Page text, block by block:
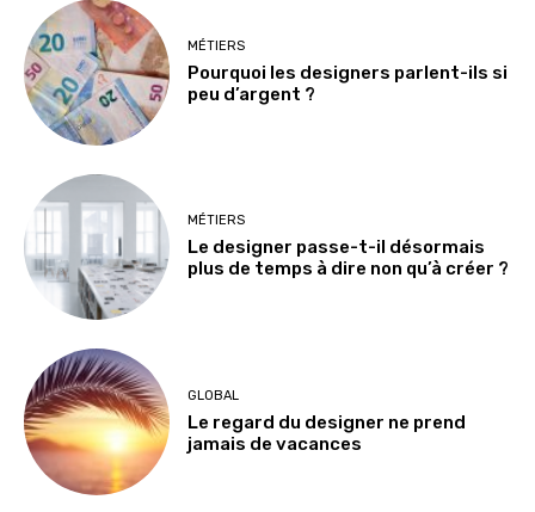
MÉTIERS
Pourquoi les designers parlent-ils si
peu d’argent ?
MÉTIERS
Le designer passe-t-il désormais
plus de temps à dire non qu’à créer ?
GLOBAL
Le regard du designer ne prend
jamais de vacances